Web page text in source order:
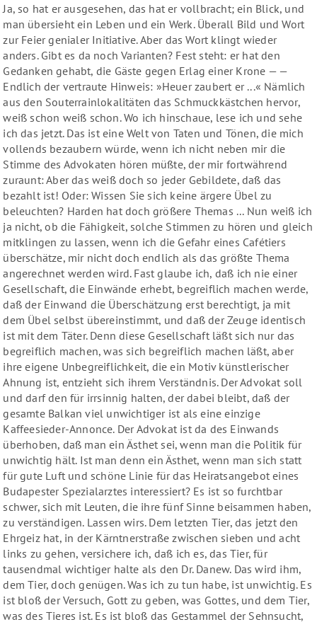
Ja, so hat er ausgesehen, das hat er vollbracht; ein Blick, und
man übersieht ein Leben und ein Werk. Überall Bild und Wort
zur Feier genialer Initiative. Aber das Wort klingt wieder
anders. Gibt es da noch Varianten? Fest steht: er hat den
Gedanken gehabt, die Gäste gegen Erlag einer Krone — —
Endlich der vertraute Hinweis: »Heuer zaubert er ...« Nämlich
aus den Souterrainlokalitäten das Schmuckkästchen hervor,
weiß schon weiß schon. Wo ich hinschaue, lese ich und sehe
ich das jetzt. Das ist eine Welt von Taten und Tönen, die mich
vollends bezaubern würde, wenn ich nicht neben mir die
Stimme des Advokaten hören müßte, der mir fortwährend
zuraunt: Aber das weiß doch so jeder Gebildete, daß das
bezahlt ist! Oder: Wissen Sie sich keine ärgere Übel zu
beleuchten? Harden hat doch größere Themas ... Nun weiß ich
ja nicht, ob die Fähigkeit, solche Stimmen zu hören und gleich
mitklingen zu lassen, wenn ich die Gefahr eines Cafétiers
überschätze, mir nicht doch endlich als das größte Thema
angerechnet werden wird. Fast glaube ich, daß ich nie einer
Gesellschaft, die Einwände erhebt, begreiflich machen werde,
daß der Einwand die Überschätzung erst berechtigt, ja mit
dem Übel selbst übereinstimmt, und daß der Zeuge identisch
ist mit dem Täter. Denn diese Gesellschaft läßt sich nur das
begreiflich machen, was sich begreiflich machen läßt, aber
ihre eigene Unbegreiflichkeit, die ein Motiv künstlerischer
Ahnung ist, entzieht sich ihrem Verständnis. Der Advokat soll
und darf den für irrsinnig halten, der dabei bleibt, daß der
gesamte Balkan viel unwichtiger ist als eine einzige
Kaffeesieder-Annonce. Der Advokat ist da des Einwands
überhoben, daß man ein Ästhet sei, wenn man die Politik für
unwichtig hält. Ist man denn ein Ästhet, wenn man sich statt
für gute Luft und schöne Linie für das Heiratsangebot eines
Budapester Spezialarztes interessiert? Es ist so furchtbar
schwer, sich mit Leuten, die ihre fünf Sinne beisammen haben,
zu verständigen. Lassen wirs. Dem letzten Tier, das jetzt den
Ehrgeiz hat, in der Kärntnerstraße zwischen sieben und acht
links zu gehen, versichere ich, daß ich es, das Tier, für
tausendmal wichtiger halte als den Dr. Danew. Das wird ihm,
dem Tier, doch genügen. Was ich zu tun habe, ist unwichtig. Es
ist bloß der Versuch, Gott zu geben, was Gottes, und dem Tier,
was des Tieres ist. Es ist bloß das Gestammel der Sehnsucht,